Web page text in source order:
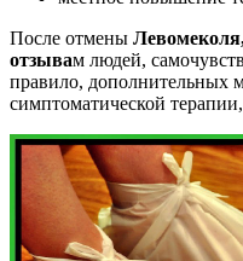
После отмены
отзывам людей,
правило, дополнительных
симптоматической